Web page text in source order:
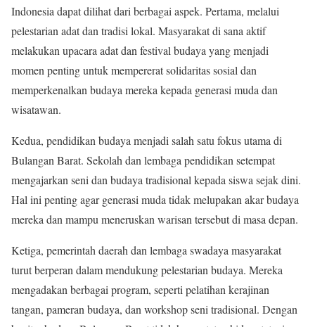
Indonesia dapat dilihat dari berbagai aspek. Pertama, melalui
pelestarian adat dan tradisi lokal. Masyarakat di sana aktif
melakukan upacara adat dan festival budaya yang menjadi
momen penting untuk mempererat solidaritas sosial dan
memperkenalkan budaya mereka kepada generasi muda dan
wisatawan.
Kedua, pendidikan budaya menjadi salah satu fokus utama di
Bulangan Barat. Sekolah dan lembaga pendidikan setempat
mengajarkan seni dan budaya tradisional kepada siswa sejak dini.
Hal ini penting agar generasi muda tidak melupakan akar budaya
mereka dan mampu meneruskan warisan tersebut di masa depan.
Ketiga, pemerintah daerah dan lembaga swadaya masyarakat
turut berperan dalam mendukung pelestarian budaya. Mereka
mengadakan berbagai program, seperti pelatihan kerajinan
tangan, pameran budaya, dan workshop seni tradisional. Dengan